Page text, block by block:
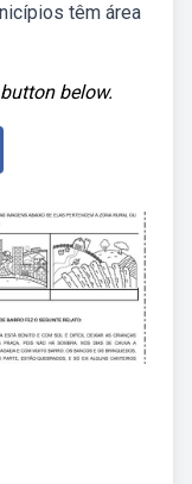
têm área
below.